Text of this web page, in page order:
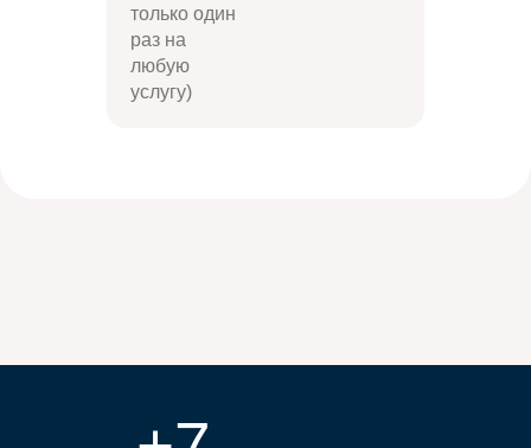
только один
раз на
любую
услугу)